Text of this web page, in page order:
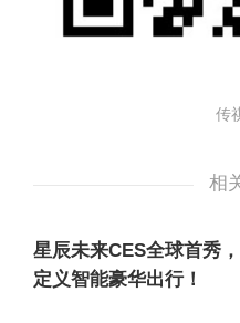
条以及矩阵式LED大
罩,反而散发出一股独
传
相
星辰未来CES全球首秀
定义智能豪华出行！